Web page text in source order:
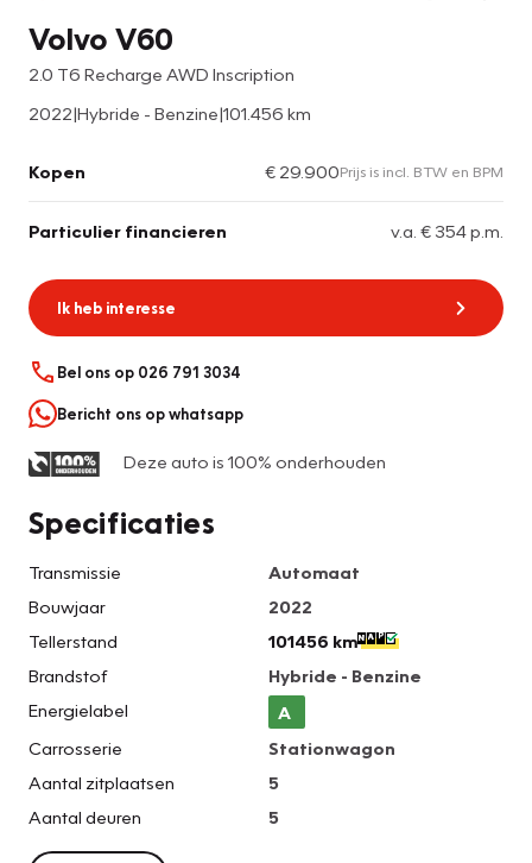
Volvo V60
2.0 T6 Recharge AWD Inscription
2022|Hybride - Benzine|101.456 km
Kopen € 29.900Prijs is incl. BTW en BPM
Particulier financieren v.a. € 354 p.m.
Ik heb interesse
Bel ons op 026 791 3034
Bericht ons op whatsapp
Deze auto is 100% onderhouden
Specificaties
Transmissie
Automaat
Bouwjaar
2022
Tellerstand
101456 km
Brandstof
Hybride - Benzine
Energielabel
A
Carrosserie
Stationwagon
Aantal zitplaatsen
5
Aantal deuren
5